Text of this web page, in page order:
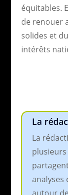
équitables.
de renouer
solides et
intérêts
La rédac
La
analyses